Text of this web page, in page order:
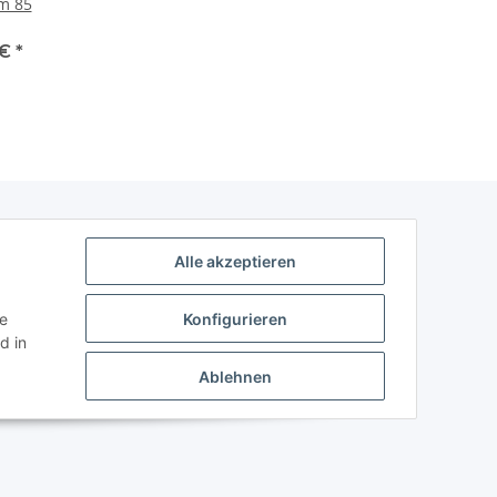
*
in
Alle akzeptieren
Konfigurieren
Ablehnen